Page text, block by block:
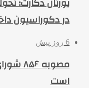
در دکوراسیون
6 روز پیش
مصوبه
است